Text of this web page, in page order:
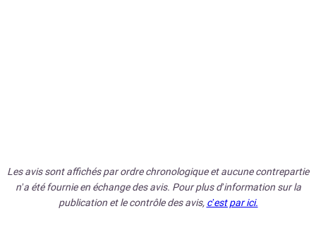
Les avis sont affichés par ordre chronologique et aucune contrepartie
n’a été fournie en échange des avis. Pour plus d’information sur la
publication et le contrôle des avis, c’est par ici.